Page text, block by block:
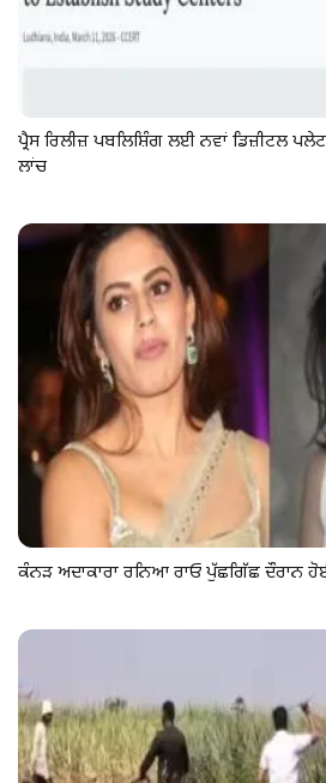
ਪ੍ਰੈਸ ਰਿਲੀਜ਼ ਪਬਲਿਸ਼ਿੰਗ ਲਈ ਨਵਾਂ ਡਿਜ਼ੀਟਲ
ਲਾਂਚ
ਕੰਨੜ ਅਦਾਕਾਰਾ ਰਨਿਆ ਰਾਓ ਪੁੱਛਗਿੱਛ ਦੌਰਾਨ